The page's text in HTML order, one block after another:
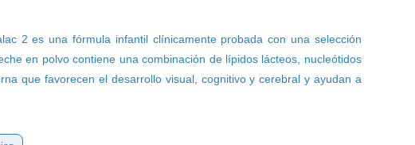
2 es una fórmula infantil clínicamente probada con una selección
en polvo contiene una combinación de lípidos lácteos, nucleótidos
que favorecen el desarrollo visual, cognitivo y cerebral y ayudan a